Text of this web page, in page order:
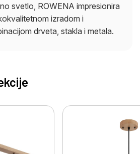
svetlo, ROWENA impresionira
izradom i
drveta, stakla i metala.